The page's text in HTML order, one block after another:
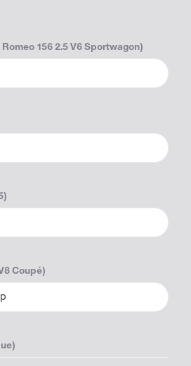
156 2.5 V6 Sportwagon)
Coupé)